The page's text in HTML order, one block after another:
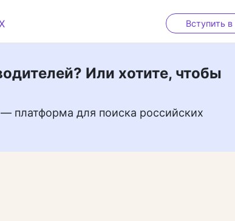
Или хотите, чтобы
платформа для поиска российских
Вступить в